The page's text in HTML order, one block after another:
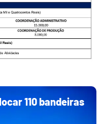
110 bandeiras